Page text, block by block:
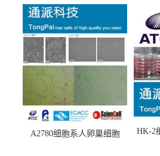
(A549细胞)
A2780细胞系人卵巢细胞
HK-2